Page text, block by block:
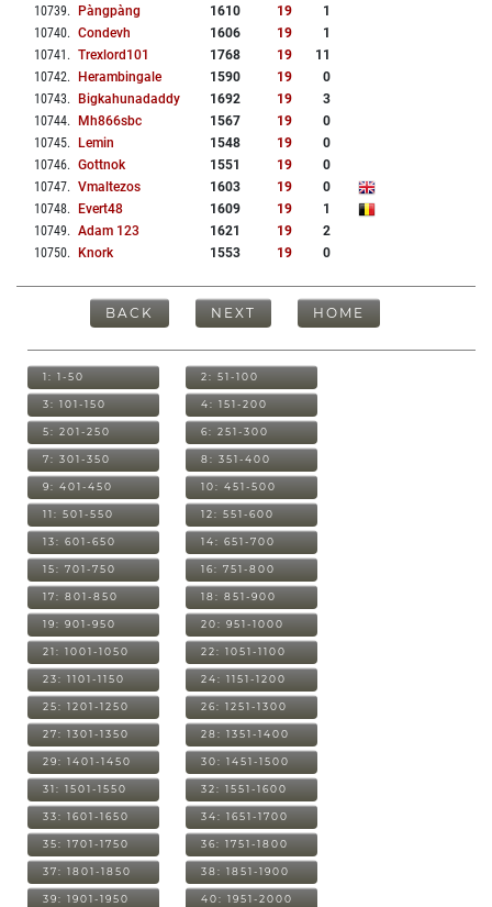
10739. Pàngpàng 1610 19
1
10740. Condevh 1606 19
1
10741 . Trexlord101 1768 19
11
10742. Herambingale 1590 19
0
10743. Bigkahunadaddy 1692 19
3
10744. Mh866sbc 1567 19
0
10745. Lemin 1548 19
0
10746. Gottnok 1551 19
0
10747. Vmaltezos 1603 19
0
10748. Evert48 1609 19
1
10749. Adam 123 1621 19
2
10750. Knork 1553 19 0
BACK NEXT HOME
1: 1-50 2: 51-100
3: 101-150 4: 151-200
5: 201-250 6: 251-300
7: 301-350 8: 351-400
9: 401-450 10: 451-500
11: 501-550 12: 551-600
13: 601-650 14: 651-700
15: 701-750 16: 751-800
17: 801-850 18: 851-900
19: 901-950 20: 951-1000
21: 1001-1050 22: 1051-1100
23: 1101-1150 24: 1151-1200
25: 1201-1250 26: 1251-1300
27: 1301-1350 28: 1351-1400
29: 1401-1450 30: 1451-1500
31: 1501-1550 32: 1551-1600
33: 1601-1650 34: 1651-1700
35: 1701-1750 36: 1751-1800
37: 1801-1850 38: 1851-1900
39: 1901-1950 40: 1951-2000